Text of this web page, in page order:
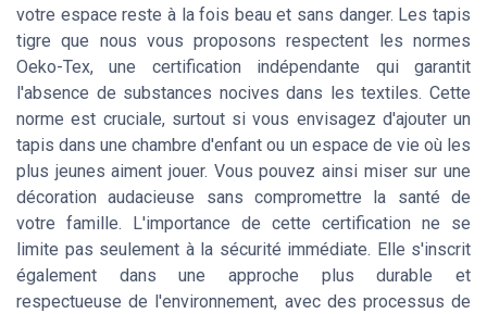
votre espace reste à la fois beau et sans danger. Les tapis
tigre que nous vous proposons respectent les normes
Oeko-Tex, une certification indépendante qui garantit
l'absence de substances nocives dans les textiles. Cette
norme est cruciale, surtout si vous envisagez d'ajouter un
tapis dans une chambre d'enfant ou un espace de vie où les
plus jeunes aiment jouer. Vous pouvez ainsi miser sur une
décoration audacieuse sans compromettre la santé de
votre famille. L'importance de cette certification ne se
limite pas seulement à la sécurité immédiate. Elle s'inscrit
également dans une approche plus durable et
respectueuse de l'environnement, avec des processus de